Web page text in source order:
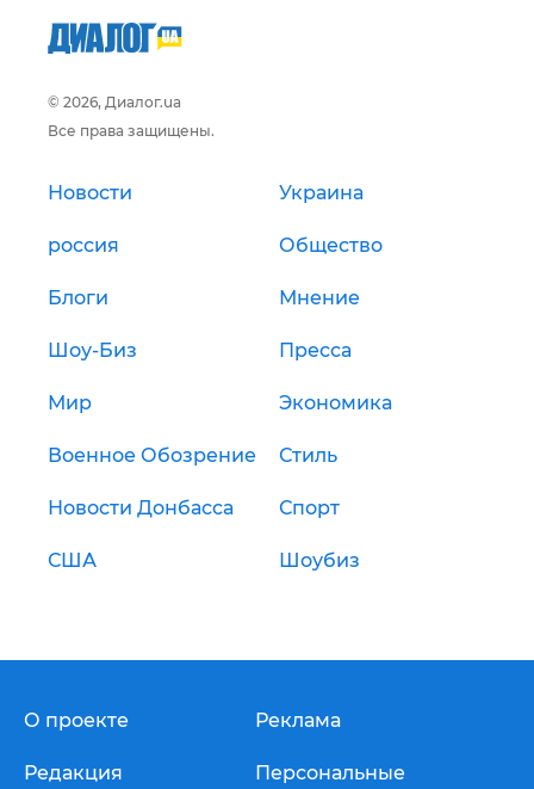
© 2026, Диалог.ua
Все права защищены.
Новости Украина
россия Общество
Блоги Мнение
Шоу-Биз Пресса
Мир Экономика
Военное Обозрение Стиль
Новости Донбасса Спорт
США Шоубиз
О проекте
Редакция
Реклама
Персональные